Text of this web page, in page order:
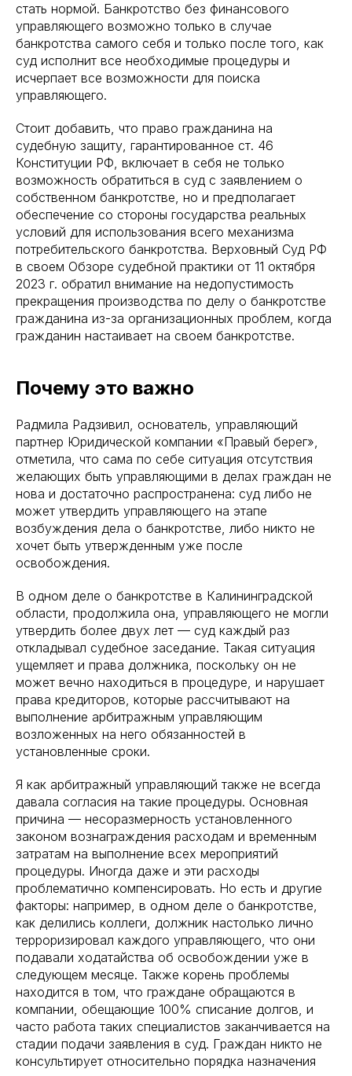
стать нормой. Банкротство без финансового
управляющего возможно только в случае
банкротства самого себя и только после того, как
суд исполнит все необходимые процедуры и
исчерпает все возможности для поиска
управляющего.
Стоит добавить, что право гражданина на
судебную защиту, гарантированное ст. 46
Конституции РФ, включает в себя не только
возможность обратиться в суд с заявлением о
собственном банкротстве, но и предполагает
обеспечение со стороны государства реальных
условий для использования всего механизма
потребительского банкротства. Верховный Суд РФ
в своем Обзоре судебной практики от 11 октября
2023 г. обратил внимание на недопустимость
прекращения производства по делу о банкротстве
гражданина из-за организационных проблем, когда
гражданин настаивает на своем банкротстве.
Почему это важно
Радмила Радзивил, основатель, управляющий
партнер Юридической компании «Правый берег»,
отметила, что сама по себе ситуация отсутствия
желающих быть управляющими в делах граждан не
нова и достаточно распространена: суд либо не
может утвердить управляющего на этапе
возбуждения дела о банкротстве, либо никто не
хочет быть утвержденным уже после
освобождения.
В одном деле о банкротстве в Калининградской
области, продолжила она, управляющего не могли
утвердить более двух лет — суд каждый раз
откладывал судебное заседание. Такая ситуация
ущемляет и права должника, поскольку он не
может вечно находиться в процедуре, и нарушает
права кредиторов, которые рассчитывают на
выполнение арбитражным управляющим
возложенных на него обязанностей в
установленные сроки.
Я как арбитражный управляющий также не всегда
давала согласия на такие процедуры. Основная
причина — несоразмерность установленного
законом вознаграждения расходам и временным
затратам на выполнение всех мероприятий
процедуры. Иногда даже и эти расходы
проблематично компенсировать. Но есть и другие
факторы: например, в одном деле о банкротстве,
как делились коллеги, должник настолько лично
терроризировал каждого управляющего, что они
подавали ходатайства об освобождении уже в
следующем месяце. Также корень проблемы
находится в том, что граждане обращаются в
компании, обещающие 100% списание долгов, и
часто работа таких специалистов заканчивается на
стадии подачи заявления в суд. Граждан никто не
консультирует относительно порядка назначения